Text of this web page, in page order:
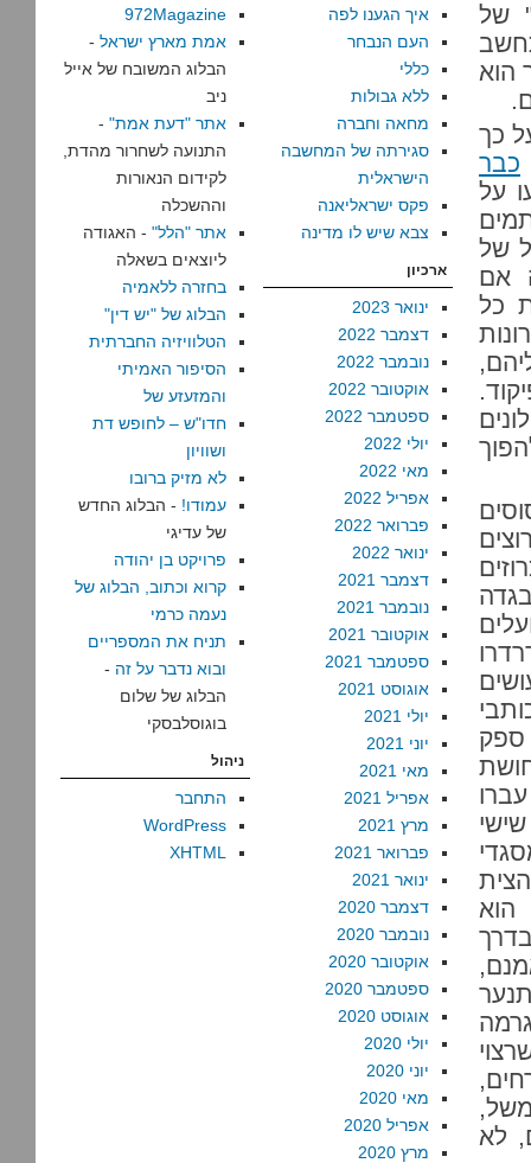
של
הוא
על כך
כבר
על
של
אם
כל
ספק
הוא
לא
איך הגענו לפה
העם הנבחר
כללי
ללא גבולות
מחאה וחברה
סגירתה של המחשבה
הישראלית
פקס ישראליאנה
צבא שיש לו מדינה
ארכיון
ינואר 2023
דצמבר 2022
נובמבר 2022
אוקטובר 2022
ספטמבר 2022
יולי 2022
מאי 2022
אפריל 2022
פברואר 2022
ינואר 2022
דצמבר 2021
נובמבר 2021
אוקטובר 2021
ספטמבר 2021
אוגוסט 2021
יולי 2021
יוני 2021
מאי 2021
אפריל 2021
מרץ 2021
פברואר 2021
ינואר 2021
דצמבר 2020
נובמבר 2020
אוקטובר 2020
ספטמבר 2020
אוגוסט 2020
יולי 2020
יוני 2020
מאי 2020
אפריל 2020
מרץ 2020
972Magazine
אמת מארץ ישראל -
הבלוג המשובח של אייל
ניב
אתר "דעת אמת" -
התנועה לשחרור מהדת,
לקידום הנאורות
וההשכלה
אתר "הלל" - האגודה
ליוצאים בשאלה
בחזרה ללאמיה
הבלוג של "יש דין"
הטלוויזיה החברתית
הסיפור האמיתי
והמזעזע של
חדו"ש – לחופש דת
ושוויון
לא מזיק ברובו
עמודו! - הבלוג החדש
של עדיגי
פרויקט בן יהודה
קרוא וכתוב, הבלוג של
נעמה כרמי
תניח את המספריים
ובוא נדבר על זה -
הבלוג של שלום
בוגוסלבסקי
ניהול
התחבר
WordPress
XHTML